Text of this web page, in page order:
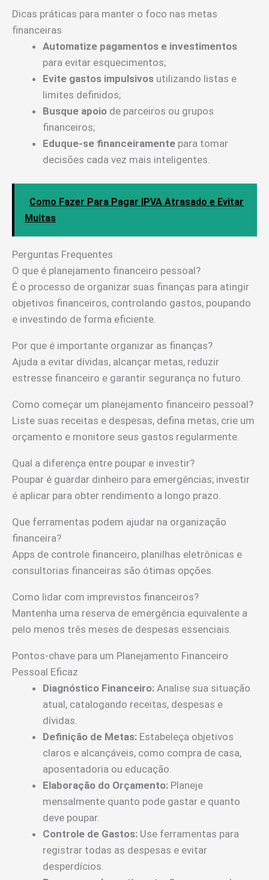
Dicas práticas para manter o foco nas metas
financeiras
Automatize pagamentos e investimentos
para evitar esquecimentos;
Evite gastos impulsivos utilizando listas e
limites definidos;
Busque apoio de parceiros ou grupos
financeiros;
Eduque-se financeiramente para tomar
decisões cada vez mais inteligentes.
Como Fazer Para Pagar IPVA Atrasado e Evitar
Multas
Perguntas Frequentes
O que é planejamento financeiro pessoal?
É o processo de organizar suas finanças para atingir
objetivos financeiros, controlando gastos, poupando
e investindo de forma eficiente.
Por que é importante organizar as finanças?
Ajuda a evitar dívidas, alcançar metas, reduzir
estresse financeiro e garantir segurança no futuro.
Como começar um planejamento financeiro pessoal?
Liste suas receitas e despesas, defina metas, crie um
orçamento e monitore seus gastos regularmente.
Qual a diferença entre poupar e investir?
Poupar é guardar dinheiro para emergências; investir
é aplicar para obter rendimento a longo prazo.
Que ferramentas podem ajudar na organização
financeira?
Apps de controle financeiro, planilhas eletrônicas e
consultorias financeiras são ótimas opções.
Como lidar com imprevistos financeiros?
Mantenha uma reserva de emergência equivalente a
pelo menos três meses de despesas essenciais.
Pontos-chave para um Planejamento Financeiro
Pessoal Eficaz
Diagnóstico Financeiro: Analise sua situação
atual, catalogando receitas, despesas e
dívidas.
Definição de Metas: Estabeleça objetivos
claros e alcançáveis, como compra de casa,
aposentadoria ou educação.
Elaboração do Orçamento: Planeje
mensalmente quanto pode gastar e quanto
deve poupar.
Controle de Gastos: Use ferramentas para
registrar todas as despesas e evitar
desperdícios.